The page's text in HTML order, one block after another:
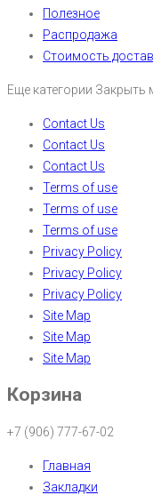
Полезное
Распродажа
Стоимость
Еще категории Закрыть
Contact Us
Contact Us
Contact Us
Terms of use
Terms of use
Terms of use
Privacy Policy
Privacy Policy
Privacy Policy
Site Map
Site Map
Site Map
Корзина
+7 (906) 777-67-02
Главная
Закладки